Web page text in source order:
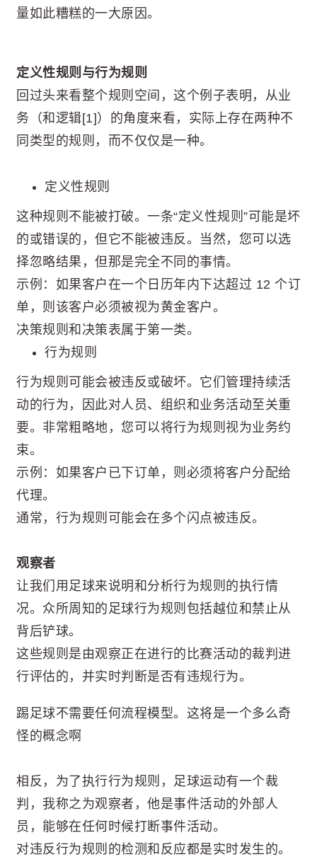
量如此糟糕的一大原因。
定义性规则与行为规则
回过头来看整个规则空间，这个例子表明，从业
务（和逻辑[1]）的角度来看，实际上存在两种不
同类型的规则，而不仅仅是一种。
定义性规则
这种规则不能被打破。一条“定义性规则”可能是坏
的或错误的，但它不能被违反。当然，您可以选
择忽略结果，但那是完全不同的事情。
示例：如果客户在一个日历年内下达超过 12 个订
单，则该客户必须被视为黄金客户。
决策规则和决策表属于第一类。
行为规则
行为规则可能会被违反或破坏。它们管理持续活
动的行为，因此对人员、组织和业务活动至关重
要。非常粗略地，您可以将行为规则视为业务约
束。
示例：如果客户已下订单，则必须将客户分配给
代理。
通常，行为规则可能会在多个闪点被违反。
观察者
让我们用足球来说明和分析行为规则的执行情
况。众所周知的足球行为规则包括越位和禁止从
背后铲球。
这些规则是由观察正在进行的比赛活动的裁判进
行评估的，并实时判断是否有违规行为。
踢足球不需要任何流程模型。这将是一个多么奇
怪的概念啊
相反，为了执行行为规则，足球运动有一个裁
判，我称之为观察者，他是事件活动的外部人
员，能够在任何时候打断事件活动。
对违反行为规则的检测和反应都是实时发生的。